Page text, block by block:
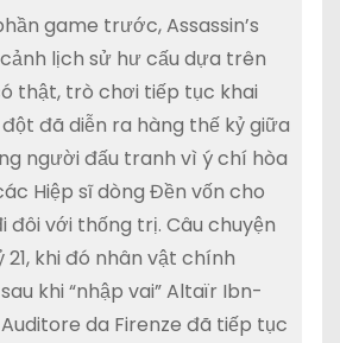
game trước, Assassin’s
lịch sử hư cấu dựa trên
thật, trò chơi tiếp tục khai
đã diễn ra hàng thế kỷ giữa
người đấu tranh vì ý chí hòa
Hiệp sĩ dòng Đền vốn cho
đôi với thống trị. Câu chuyện
khi đó nhân vật chính
khi “nhập vai” Altaïr Ibn-
Auditore da Firenze đã tiếp tục